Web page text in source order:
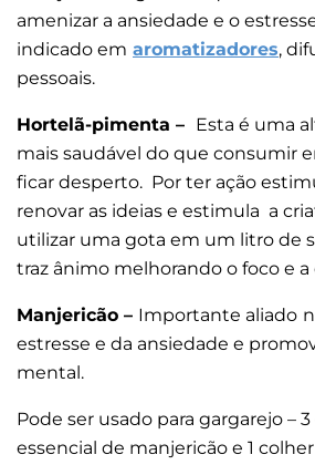
amenizar a ansiedade e o
indicado em aromatizadores,
pessoais.
Hortelã-pimenta – Esta é uma
mais saudável do que consumir
ficar desperto. Por ter ação
renovar as ideias e estimula a
utilizar uma gota em um litro de
traz ânimo melhorando o foco e
Manjericão – Importante aliado
estresse e da ansiedade e
mental.
Pode ser usado para gargarejo –
essencial de manjericão e 1